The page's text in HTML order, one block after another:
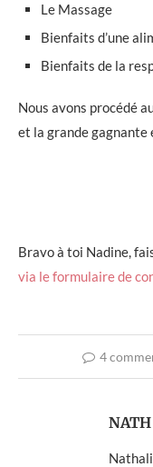
Le Massage
Bienfaits d’une
Bienfaits de la
Nous avons procédé
et la grande gagnante
Bravo à toi Nadine,
via le formulaire de
4
NATH